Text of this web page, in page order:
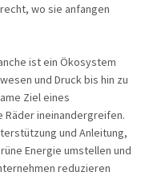
wo sie anfangen
ist ein Ökosystem
und Druck bis hin zu
Ziel eines
Räder ineinandergreifen.
und Anleitung,
Energie umstellen und
reduzieren